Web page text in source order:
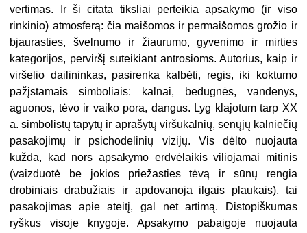
vertimas. Ir ši citata tiksliai perteikia apsakymo (ir viso
rinkinio) atmosferą: čia maišomos ir permaišomos grožio ir
bjaurasties, švelnumo ir žiaurumo, gyvenimo ir mirties
kategorijos, perviršį suteikiant antrosioms. Autorius, kaip ir
viršelio dailininkas, pasirenka kalbėti, regis, iki koktumo
pažįstamais simboliais: kalnai, bedugnės, vandenys,
aguonos, tėvo ir vaiko pora, dangus. Lyg klajotum tarp XX
a. simbolistų tapytų ir aprašytų viršukalnių, senųjų kalniečių
pasakojimų ir psichodelinių vizijų. Vis dėlto nuojauta
kužda, kad nors apsakymo erdvėlaikis viliojamai mitinis
(vaizduotė be jokios priežasties tėvą ir sūnų rengia
drobiniais drabužiais ir apdovanoja ilgais plaukais), tai
pasakojimas apie ateitį, gal net artimą. Distopiškumas
ryškus visoje knygoje. Apsakymo pabaigoje nuojauta